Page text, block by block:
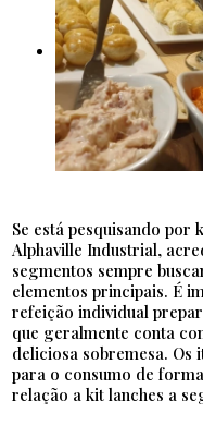
Se está pesquisando
Alphaville Industrial,
segmentos sempre
elementos principais. É
refeição individual
que geralmente conta
deliciosa sobremesa. Os
para o consumo de
relação a kit lanches a